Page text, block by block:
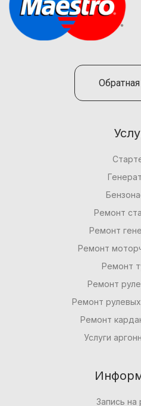
Ремонт
Ремонт
Ремонт
Ремонт
Ремонт
Ремонт
Ремонт
Услуги
Запись на